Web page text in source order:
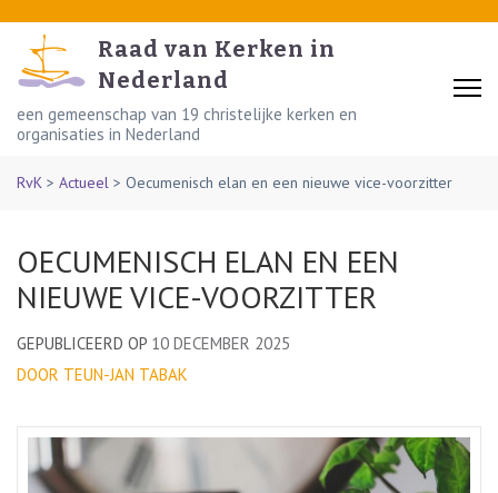
content
(Press
Enter)
Raad van Kerken in
Nederland
een gemeenschap van 19 christelijke kerken en
organisaties in Nederland
RvK > Actueel > Oecumenisch elan en een nieuwe vice-voorzitter
OECUMENISCH ELAN EN EEN
NIEUWE VICE-VOORZITTER
GEPUBLICEERD OP 10 DECEMBER 2025
DOOR TEUN-JAN TABAK